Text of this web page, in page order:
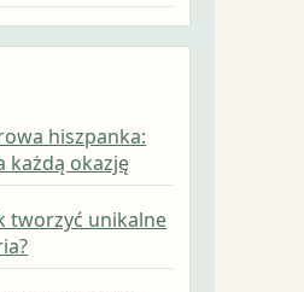
hiszpanka:
każdą okazję
tworzyć unikalne